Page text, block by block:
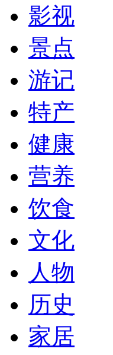
影视
景点
游记
特产
健康
营养
饮食
文化
人物
历史
家居